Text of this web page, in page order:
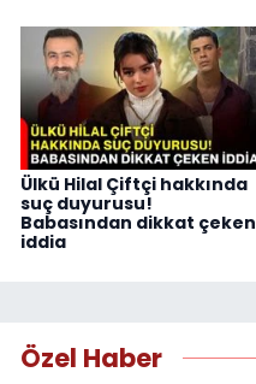
Ülkü Hilal Çiftçi hakkında
suç duyurusu!
Babasından dikkat çeken
iddia
Özel Haber